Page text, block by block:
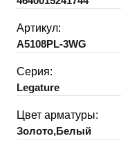
Артикул:
A5108PL-3WG
Серия:
Legature
Цвет арматуры:
Золото,Белый